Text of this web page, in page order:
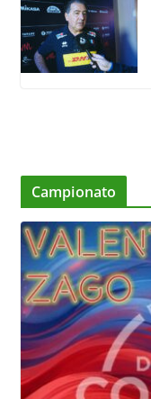
Campionato